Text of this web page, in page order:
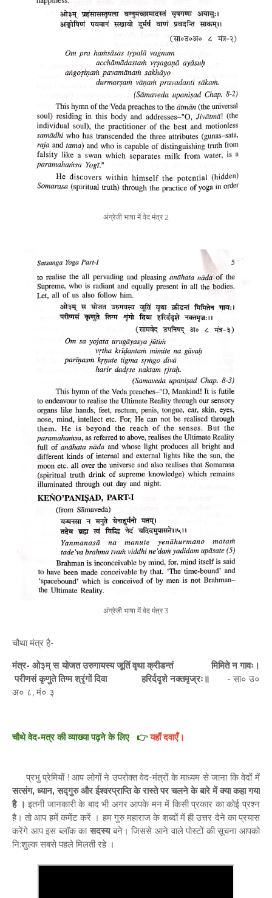
अंग्रेजी भाषा में वेद मंत्र 2
अंग्रेजी भाषा में वेद मंत्र 3
चौथा मंत्र है-
मंत्र- ओ३म् स योजत उरुगायस्य जूतिं वृथा क्रीडन्तं मिमिते न गावः।
परीणसं कृणुते तिग्म श्रृंगों दिवा हरिर्ददृशे नक्तमृज्रः॥ - सा० उ०
अ० ८, मं० ३
चौथे वेद-मत्र की व्याख्या पढ़ने के लिए 👉यहाँ दवाएँ।
प्रभु प्रेमियों ! आप लोगों ने उपरोक्त वेद-मंत्रों के माध्यम से जाना कि वेदों में
सत्संग, ध्यान, सद्गुरु और ईश्वरप्राप्ति के रास्ते पर चलने के बारे में क्या कहा गया
है । इतनी जानकारी के बाद भी अगर आपके मन में किसी प्रकार का कोई प्रश्न
है। तो आप हमें कमेंट करें । हम गुरु महाराज के शब्दों में ही उत्तर देने का प्रयास
करेंगे आप इस ब्लॉक कासदस्यबने। जिससे आने वाले पोस्टों की सूचना आपको
नि:शुल्क सबसे पहले मिलती रहे ।